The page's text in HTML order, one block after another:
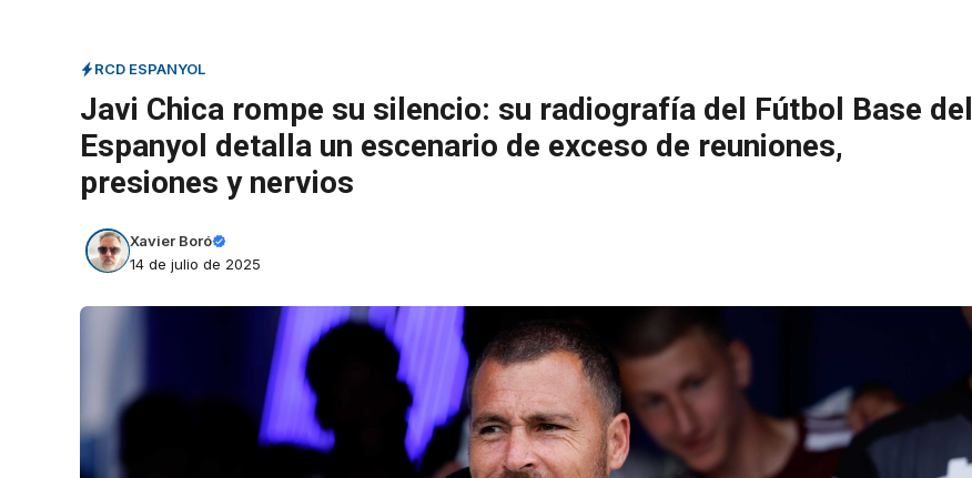
RCD ESPANYOL
Javi Chica rompe su silencio: su radiografía del Fútbol Base del
Espanyol detalla un escenario de exceso de reuniones,
presiones y nervios
Xavier Boró
14 de julio de 2025